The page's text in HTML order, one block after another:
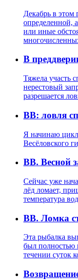
Декабрь в этом
определенной,
или иные
В
Тяжела участь
нерестовый
разрешается
ВВ: ловля
Я начинаю
Весёловского
ВВ. Весной
Сейчас уже
лёд ломает,
температура
ВВ. Ломка
Эта рыбалка
был полностью
течении суток